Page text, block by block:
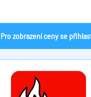
Pro zobrazení ceny se